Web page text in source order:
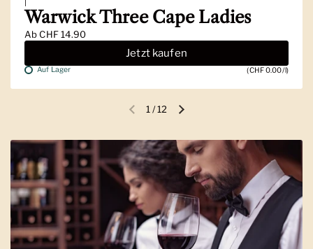
Warwick Three Cape Ladies
AbCHF 14.90
Jetzt kaufen
Auf Lager (CHF 0.00/l)
Vorherige FolieNächste Folie
1/12